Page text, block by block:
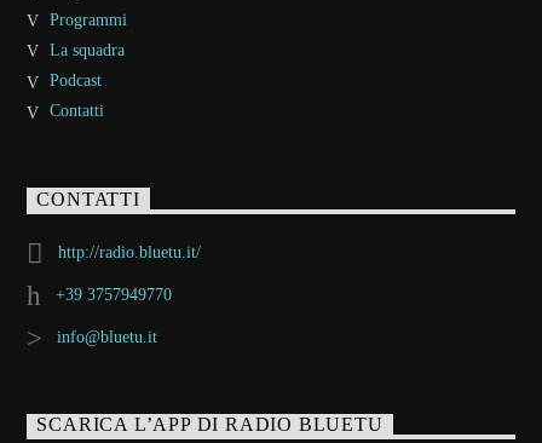
Programmi
La squadra
Podcast
Contatti
CONTATTI
http://radio.bluetu.it/
+39 3757949770
info@bluetu.it
SCARICA L’APP DI RADIO BLUETU